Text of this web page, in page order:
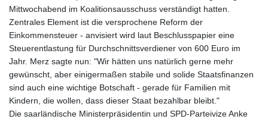
Mittwochabend im Koalitionsausschuss verständigt hatten.
Zentrales Element ist die versprochene Reform der
Einkommensteuer - anvisiert wird laut Beschlusspapier eine
Steuerentlastung für Durchschnittsverdiener von 600 Euro im
Jahr. Merz sagte nun: "Wir hätten uns natürlich gerne mehr
gewünscht, aber einigermaßen stabile und solide Staatsfinanzen
sind auch eine wichtige Botschaft - gerade für Familien mit
Kindern, die wollen, dass dieser Staat bezahlbar bleibt."
Die saarländische Ministerpräsidentin und SPD-Parteivize Anke